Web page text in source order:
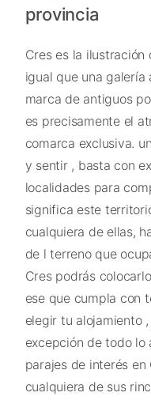
provincia
Cres es la
igual que una
marca de antiguos
es precisamente el
comarca exclusiva.
y sentir , basta con
localidades para
significa este
cualquiera de ellas,
de l terreno que
Cres podrás
ese que cumpla con
elegir tu alojamiento
excepción de todo
parajes de interés
cualquiera de sus